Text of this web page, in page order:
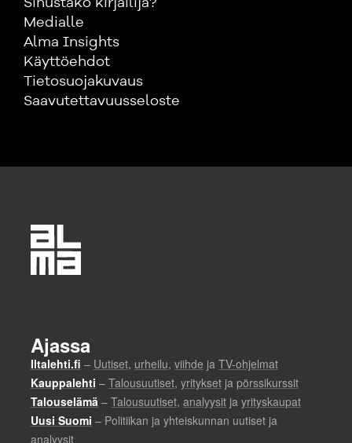
Sinustako kirjailija?
Medialle
Alma Insights
Käyttöehdot
Tietosuojakuvaus
Saavutettavuusseloste